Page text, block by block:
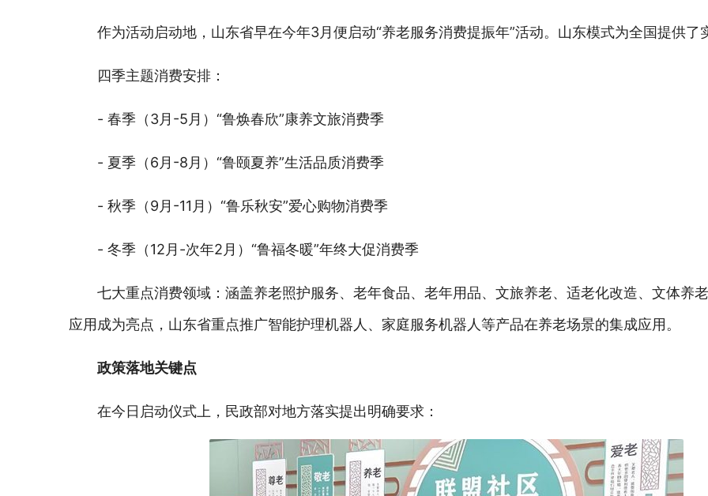
作为活动启动地，山东省早在今年3月便启动“养老服务消费提振年”活动。山东模式为全国提供了
四季主题消费安排：
- 春季（3月-5月）“鲁焕春欣”康养文旅消费季
- 夏季（6月-8月）“鲁颐夏养”生活品质消费季
- 秋季（9月-11月）“鲁乐秋安”爱心购物消费季
- 冬季（12月-次年2月）“鲁福冬暖”年终大促消费季
七大重点消费领域：涵盖养老照护服务、老年食品、老年用品、文旅养老、适老化改造、文体养
应用成为亮点，山东省重点推广智能护理机器人、家庭服务机器人等产品在养老场景的集成应用。
政策落地关键点
在今日启动仪式上，民政部对地方落实提出明确要求：